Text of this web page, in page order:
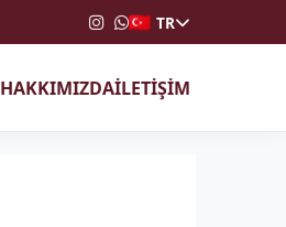
TR
HAKKIMIZDAİLETİŞİM